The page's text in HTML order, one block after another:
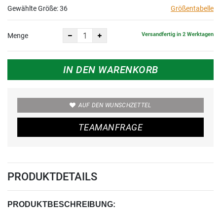
Gewählte Größe:36 Größentabelle
Menge Versandfertig in 2 Werktagen
IN DEN WARENKORB
AUF DEN WUNSCHZETTEL
TEAMANFRAGE
PRODUKTDETAILS
PRODUKTBESCHREIBUNG: